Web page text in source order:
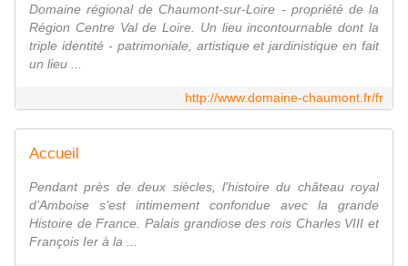
Domaine régional de Chaumont-sur-Loire - propriété de la
Région Centre Val de Loire. Un lieu incontournable dont la
triple identité - patrimoniale, artistique et jardinistique en fait
un lieu ...
http://www.domaine-chaumont.fr/fr
Accueil
Pendant près de deux siècles, l'histoire du château royal
d'Amboise s'est intimement confondue avec la grande
Histoire de France. Palais grandiose des rois Charles VIII et
François Ier à la ...